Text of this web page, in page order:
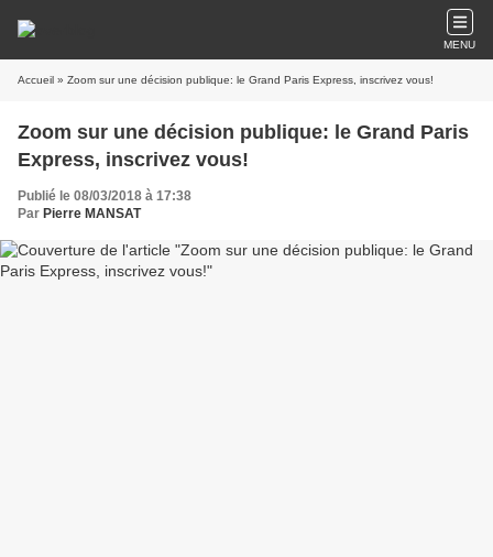
MENU
Accueil » Zoom sur une décision publique: le Grand Paris Express, inscrivez vous!
Zoom sur une décision publique: le Grand Paris
Express, inscrivez vous!
Publié le 08/03/2018 à 17:38
Par Pierre MANSAT